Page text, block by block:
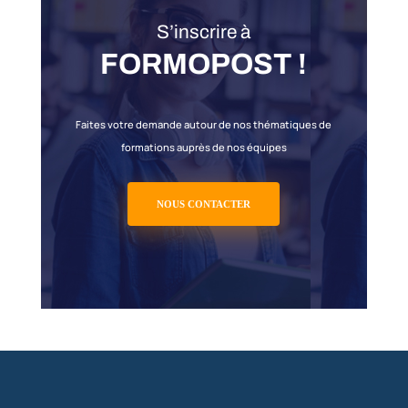
des stagiaires.
11/ Propriété intellectuelle
La SAS FORMOPOST reste détenteur, sauf clause
dans la convention, des droits patrimoniaux de la
conception des stages (documents
logiciels, réalisations matérielles et informatiques,
12/ Informatique et libertés
En application de l’article 27 de la loi du 6 janvier
relative à l’informatique, aux fichiers et
client est informé que les données recueillies lors